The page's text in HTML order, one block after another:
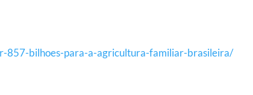
857-bilhoes-para-a-agricultura-familiar-brasileira/